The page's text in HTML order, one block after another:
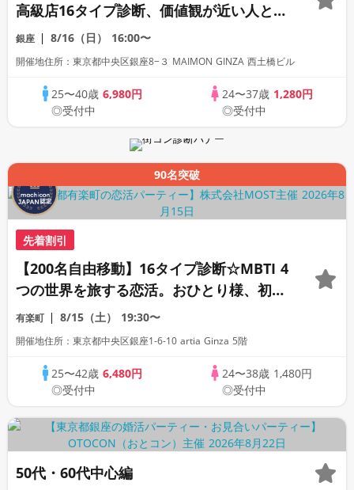
高級店16タイプ診断、価値観が近い人と一
緒に参加できる恋活。
銀座 8/16（日） 16:00〜
開催地住所：東京都中央区銀座8−３ MAIMON GINZA 西土橋ビル
25〜40歳6,980円
◎受付中
24〜37歳 1,280円
◎受付中
90名突破
先着割引
【200名自由移動】16タイプ診断☆MBTI 4
つの世界を旅する恋活。おひとり様、初心
者様も安心のスタンディングパーティ
有楽町 8/15（土） 19:30〜
開催地住所：東京都中央区銀座1-6-10 artia Ginza 5階
25〜42歳6,480円
◎受付中
24〜38歳 1,480円
◎受付中
50代・60代中心編